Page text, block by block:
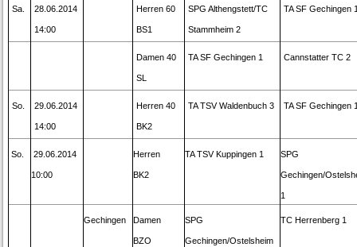
Sa. 28.06.2014
14:00
Herren 60
BS1
SPG Althengstett/TC
Stammheim 2
TA SF Gechingen
Damen 40
SL
TA SF Gechingen 1 Cannstatter TC 2
So. 29.06.2014
14:00
Herren 40
BK2
TA TSV Waldenbuch 3 TA SF Gechingen
So. 29.06.2014
10:00
Herren
BK2
TA TSV Kuppingen 1 SPG
Gechingen/
1
Gechingen Damen
BZO
SPG
Gechingen/Ostelsheim
TC Herrenberg 1